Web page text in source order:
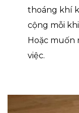
thoáng khí
cộng mỗi
Hoặc muốn
việc.